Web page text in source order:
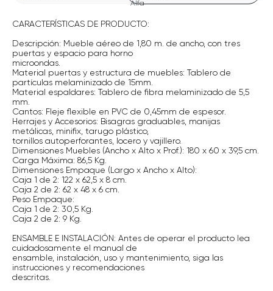
CARACTERÍSTICAS DE PRODUCTO:
Descripción: Mueble aéreo de 1,80 m. de ancho, con tres
puertas y espacio para horno
microondas.
Material puertas y estructura de muebles: Tablero de
partículas melaminizado de 15mm.
Material espaldares: Tablero de fibra melaminizado de 5,5
mm.
Cantos: Fleje flexible en PVC de 0,45mm de espesor.
Herrajes y Accesorios: Bisagras graduables, manijas
metálicas, minifix, tarugo plástico,
tornillos autoperforantes, locero y vajillero.
Dimensiones Muebles (Ancho x Alto x Prof.): 180 x 60 x 39,5 cm.
Carga Máxima: 86,5 Kg.
Dimensiones Empaque (Largo x Ancho x Alto):
Caja 1 de 2: 122 x 62,5 x 8 cm.
Caja 2 de 2: 62 x 48 x 6 cm.
Peso Empaque:
Caja 1 de 2: 30,5 Kg.
Caja 2 de 2: 9 Kg.
ENSAMBLE E INSTALACIÓN: Antes de operar el producto lea
cuidadosamente el manual de
ensamble, instalación, uso y mantenimiento, siga las
instrucciones y recomendaciones
descritas.